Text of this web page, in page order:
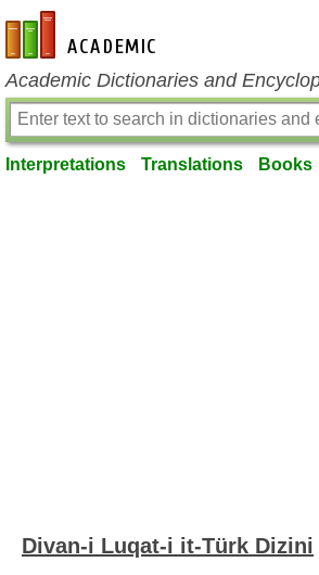
en-academic.com
Academic Dictionaries and
Interpretations Translations Books
Divan-i Luqat-i it-Türk Dizini